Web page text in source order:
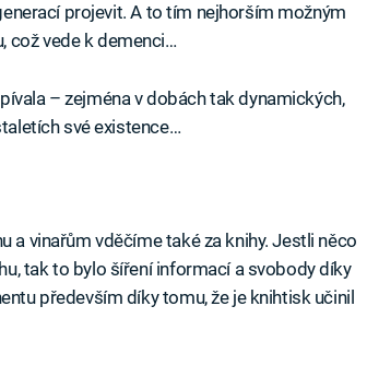
projevit. A to tím nejhorším možným
což vede k demenci…
– zejména v dobách tak dynamických,
své existence…
a vinařům vděčíme také za knihy. Jestli něco
tak to bylo šíření informací a svobody díky
především díky tomu, že je knihtisk učinil